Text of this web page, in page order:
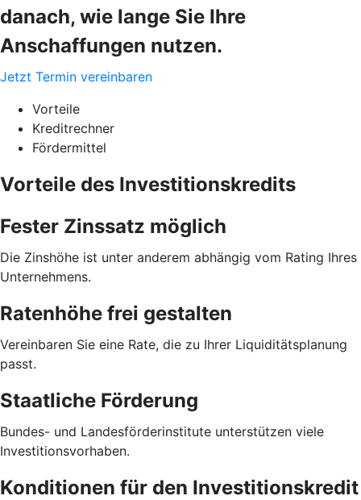
danach, wie lange Sie Ihre
Anschaffungen nutzen.
Jetzt Termin vereinbaren
Vorteile
Kreditrechner
Fördermittel
Vorteile des Investitionskredits
Fester Zinssatz möglich
Die Zinshöhe ist unter anderem abhängig vom Rating Ihres
Unternehmens.
Ratenhöhe frei gestalten
Vereinbaren Sie eine Rate, die zu Ihrer Liquiditätsplanung
passt.
Staatliche Förderung
Bundes- und Landesförderinstitute unterstützen viele
Investitionsvorhaben.
Konditionen für den Investitionskredit